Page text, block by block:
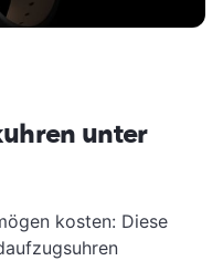
unter
kosten: Diese